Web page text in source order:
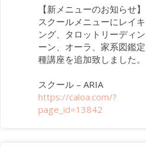
【新メニューのお知らせ】
スクールメニューにレイ
ング、タロットリーディ
ーン、オーラ、家系図鑑
種講座を追加致しました。
スクール – ARIA
https://caloa.com/?
page_id=13842